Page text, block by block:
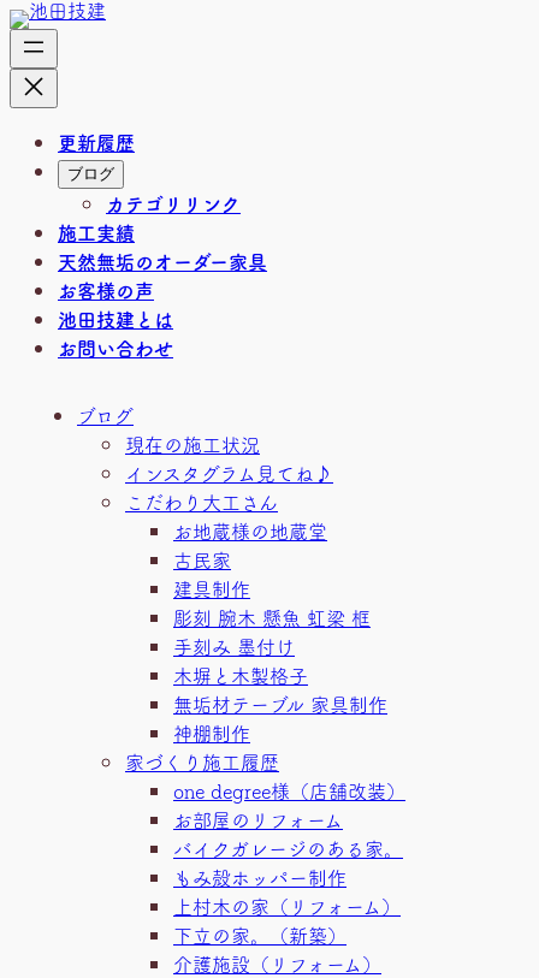
内
容
を
ス
更新履歴
ブログ
カテゴリリンク
施工実績
天然無垢のオーダー家具
お客様の声
池田技建とは
お問い合わせ
ブログ
現在の施工状況
インスタグラム見てね♪
こだわり大工さん
お地蔵様の地蔵堂
古民家
建具制作
彫刻 腕木 懸魚 虹梁 框
手刻み 墨付け
木塀と木製格子
無垢材テーブル 家具制作
神棚制作
家づくり施工履歴
one degree様（店舗改装）
お部屋のリフォーム
バイクガレージのある家。
もみ殻ホッパー制作
上村木の家（リフォーム）
下立の家。（新築）
介護施設（リフォーム）